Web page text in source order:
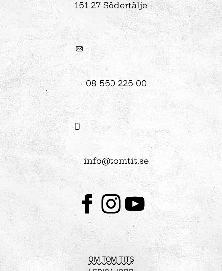
151 27 Södertälje
08-550 225 00
info@tomtit.se
FacebookInstagramYoutube
OM TOM TITS